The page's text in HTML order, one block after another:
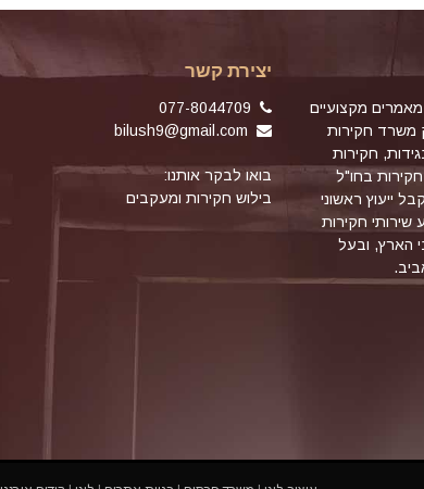
מקצועיים
משרד חקירות
חקירות
בחו"ל
ייעוץ ראשוני
חקירות
הארץ, ובעל
יצירת קשר
bilush9@gmail.com
בואו לבקר אותנו:
בילוש חקירות ומעקבים